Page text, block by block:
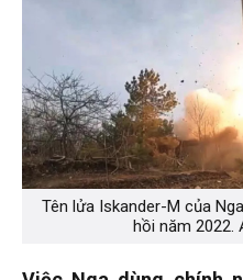
Tên lửa Iskander-M của
hồi năm 2022.